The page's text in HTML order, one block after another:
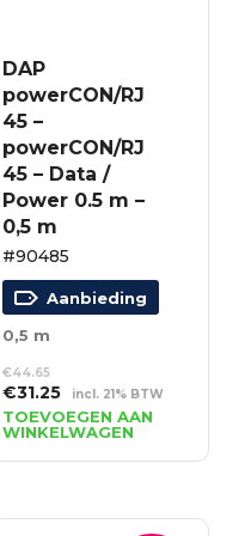
DAP
powerCON/RJ
45 –
powerCON/RJ
45 – Data /
Power 0.5 m –
0,5 m
#90485
Aanbieding
0,5 m
€44.65
Oorspronkelijke
prijs
was:
€44.65.
€31.25Huidige
prijs
is:
€31.25.
incl. 21% BTW
TOEVOEGEN AAN
WINKELWAGEN